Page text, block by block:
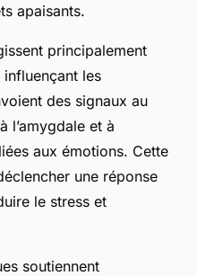
apaisants.
principalement
les
des signaux au
l’amygdale et à
aux émotions. Cette
une réponse
le stress et
soutiennent